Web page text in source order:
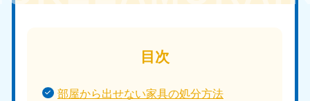
目次
部屋から出せない家具の処分方法